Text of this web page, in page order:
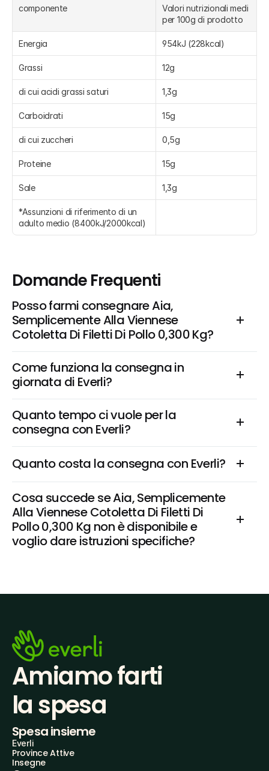
componente
Valori nutrizionali medi
per 100g di prodotto
Energia 954kJ (228kcal)
Grassi 12g
di cui acidi grassi saturi 1,3g
Carboidrati 15g
di cui zuccheri 0,5g
Proteine 15g
Sale 1,3g
*Assunzioni di riferimento di un
adulto medio (8400kJ/2000kcal)
Domande Frequenti
Posso farmi consegnare Aia,
Semplicemente Alla Viennese
Cotoletta Di Filetti Di Pollo 0,300 Kg?
Come funziona la consegna in
giornata di Everli?
Quanto tempo ci vuole per la
consegna con Everli?
Quanto costa la consegna con Everli?
Cosa succede se Aia, Semplicemente
Alla Viennese Cotoletta Di Filetti Di
Pollo 0,300 Kg non è disponibile e
voglio dare istruzioni specifiche?
Amiamo farti
la spesa
Spesa insieme
Everli
Province Attive
Insegne